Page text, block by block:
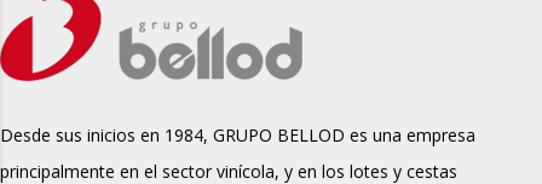
Desde sus inicios en 1984, GRUPO BELLOD es una empresa
principalmente en el sector vinícola, y en los lotes y cestas